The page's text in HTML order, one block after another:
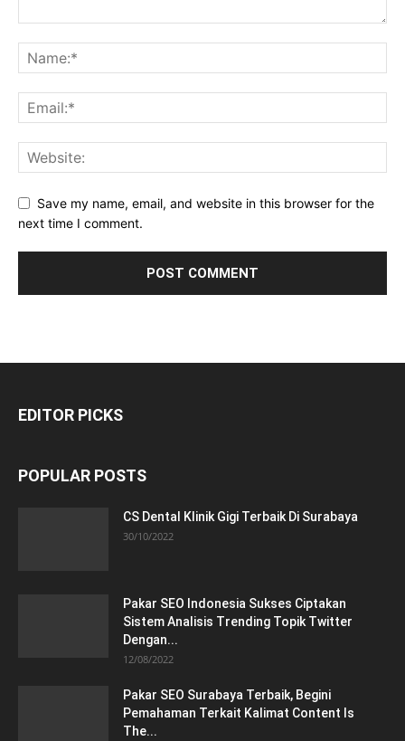
Save my name, email, and website in this browser for the
next time I comment.
EDITOR PICKS
POPULAR POSTS
CS Dental Klinik Gigi Terbaik Di Surabaya
30/10/2022
Pakar SEO Indonesia Sukses Ciptakan
Sistem Analisis Trending Topik Twitter
Dengan...
12/08/2022
Pakar SEO Surabaya Terbaik, Begini
Pemahaman Terkait Kalimat Content Is
The...